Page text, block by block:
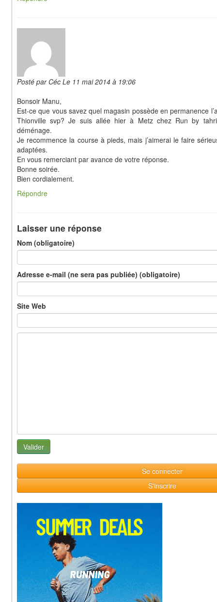
Posté par Céc Le 11 mai 2014 à 19:06
Bonsoir Manu,
Est-ce que vous savez quel magasin possède en permanence
Thionville svp? Je suis allée hier à Metz chez Run by
déménage.
Je recommence la course à pieds, mais j’aimerai le faire
adaptées.
En vous remerciant par avance de votre réponse.
Bonne soirée.
Bien cordialement.
Répondre
Laisser une réponse
Nom (obligatoire)
Adresse e-mail (ne sera pas publiée) (obligatoire)
Site Web
Se connecter
S'inscrire